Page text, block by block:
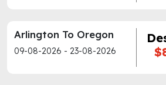
Arlington To Oregon
09-08-2026 - 23-08-2026